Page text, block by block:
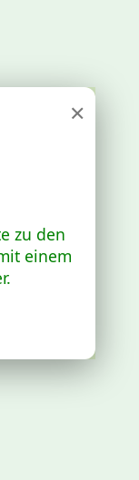
×
zu den
einem